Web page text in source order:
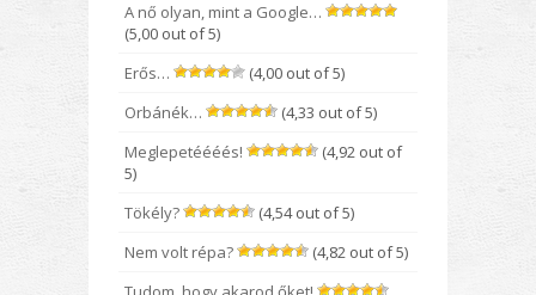
A nő olyan, mint a Google…
(5,00 out of 5)
Erős…
(4,00 out of 5)
Orbánék…
(4,33 out of 5)
Meglepetéééés!
(4,92 out of
5)
Tökély?
(4,54 out of 5)
Nem volt répa?
(4,82 out of 5)